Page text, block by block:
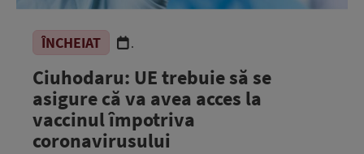
ÎNCHEIAT .
Ciuhodaru: UE trebuie să se
asigure că va avea acces la
vaccinul împotriva
coronavirusului